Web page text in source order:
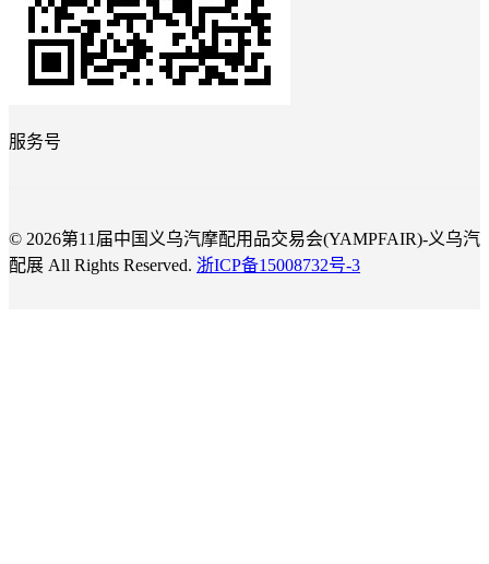
服务号
© 2026第11届中国义乌汽摩配用品交易会(YAMPFAIR)-义乌汽
配展 All Rights Reserved. 浙ICP备15008732号-3